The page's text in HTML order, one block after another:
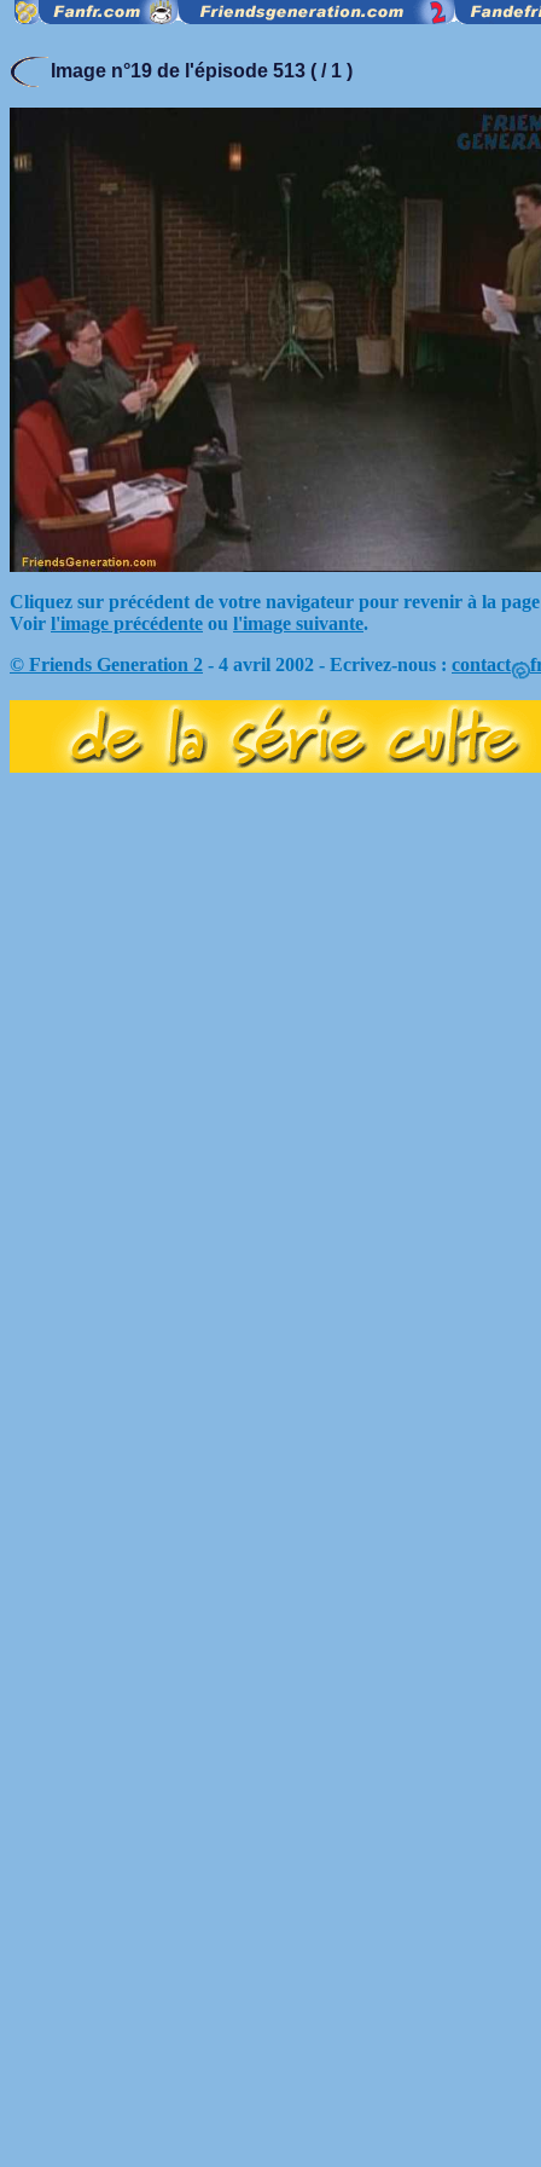
Image n°19 de l'épisode 513 ( / 1 )
Cliquez sur précédent de votre navigateur pour revenir à la
Voir l'image précédente ou l'image suivante.
© Friends Generation 2 - 4 avril 2002 - Ecrivez-nous : contact